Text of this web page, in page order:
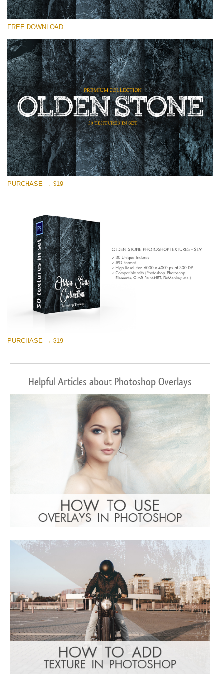
Prosím vyberte
Small 800*533px
Olden Stone
(30 Overlays)
Large 6000*4000px
Entire Collection
(1783 Overlays)
Large 6000*4000px
Stažení zdarma
FREE DOWNLOAD
PURCHASE → $19
PURCHASE → $19
Helpful Articles about Photoshop Overlays